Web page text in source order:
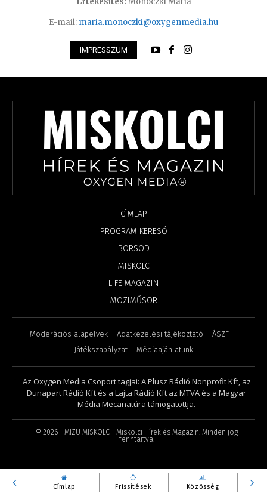
Címlap Frissítések Közösség
E-mail: maria.monoczki@oxygenmedia.hu
IMPRESSZUM
CÍMLAP
PROGRAM KERESŐ
BORSOD
MISKOLC
LIFE MAGAZIN
MOZIMŰSOR
Moderációs alapelvek Adatkezelési tájékoztató
ÁSZF
Játékszabályzat
Médiaajánlatunk
Az Oxygen Media Csoport tagjai: A Plusz Rádió Nonprofit Kft, az
Dunapart Rádió Kft és a Lajta Rádió Kft az MTVA és a Magyar
Média Mecanatúra támogatottja.
© 2026- MIZU MISKOLC - Miskolci Hírek és Magazin. Minden jog
fenntartva.